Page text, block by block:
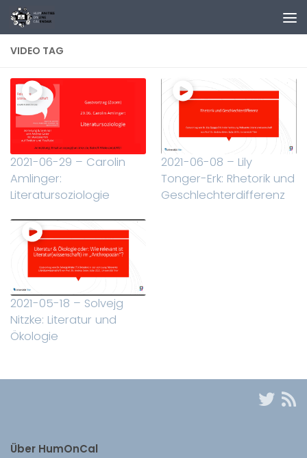
Zum Inhalt springen
VIDEO TAG
2021-06-29 – Carolin
Amlinger:
Literatursoziologie
2021-06-08 – Lily
Tonger-Erk: Rhetorik und
Geschlechterdifferenz
2021-05-18 – Solvejg
Nitzke: Literatur und
Ökologie
Über HumOnCal